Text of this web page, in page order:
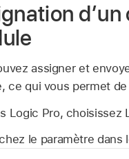
assigner et
ce qui vous permet
Logic Pro, choisissez
le paramètre dans